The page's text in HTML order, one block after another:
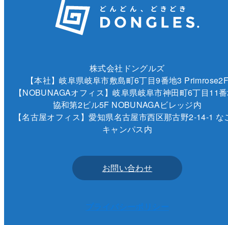
株式会社ドングルズ
【本社】岐阜県岐阜市敷島町6丁目9番地3
【NOBUNAGAオフィス】岐阜県岐阜市神田町6丁目11
協和第2ビル5F NOBUNAGAビレッジ内
【名古屋オフィス】愛知県名古屋市西区那古野2-14-1 な
キャンパス内
お問い合わせ
プライバシーポリシー